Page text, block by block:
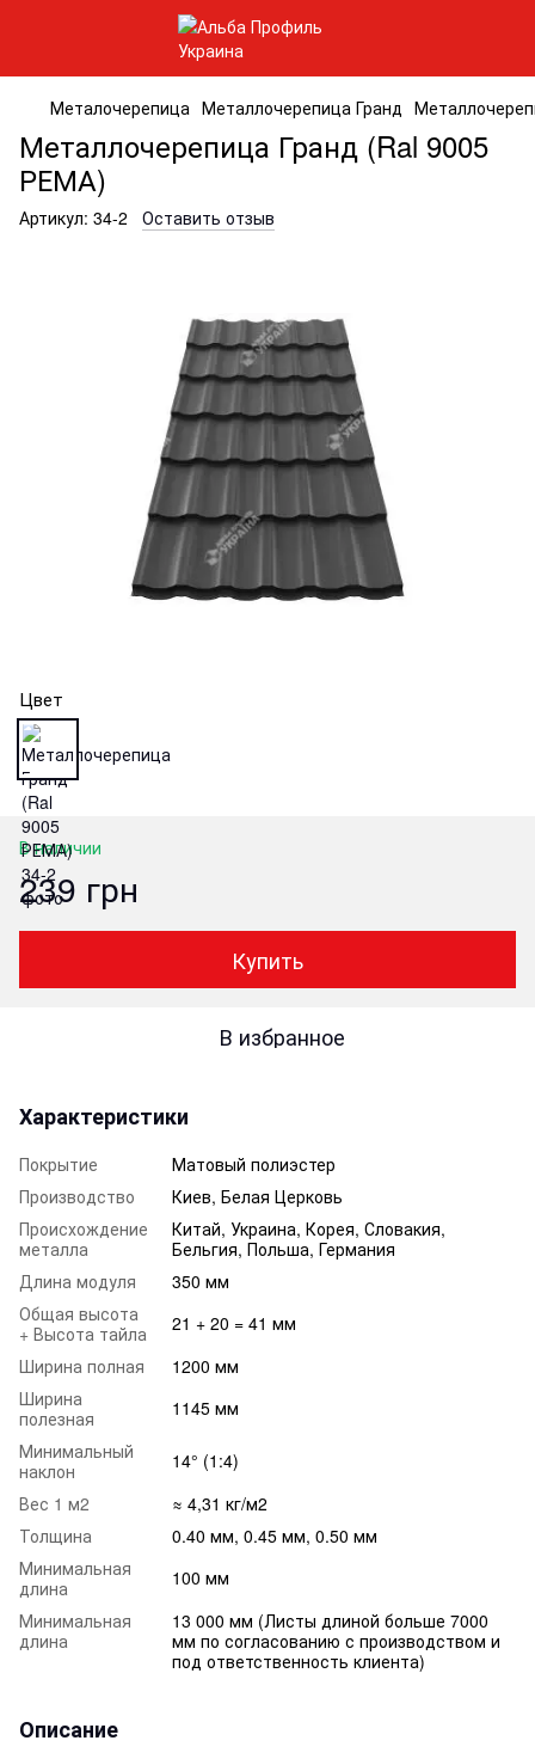
Металочерепица Металлочерепица Гранд
Металлочерепица Гранд (Ral 9005
РЕМА)
Артикул: 34-2 Оставить отзыв
Цвет
В наличии
239 грн
Купить
В избранное
Характеристики
Покрытие
Матовый полиэстер
Производство
Киев, Белая Церковь
Происхождение
металла
Китай, Украина, Корея, Словакия,
Бельгия, Польша, Германия
Длина модуля
350 мм
Общая высота
+ Высота тайла
21 + 20 = 41 мм
Ширина полная
1200 мм
Ширина
полезная
1145 мм
Минимальный
наклон
14° (1:4)
Вес 1 м2
≈ 4,31 кг/м2
Толщина
0.40 мм, 0.45 мм, 0.50 мм
Минимальная
длина
100 мм
Минимальная
длина
13 000 мм (Листы длиной больше 7000
мм по согласованию с производством и
под ответственность клиента)
Описание